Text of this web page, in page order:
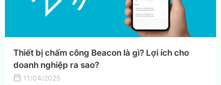
Thiết bị chấm công Beacon là gì? Lợi ích cho
doanh nghiệp ra sao?
11/04/2025